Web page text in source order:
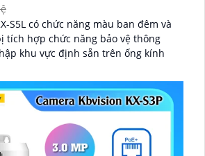
S5L có chức năng màu ban đêm và
khu vực định sẵn trên ống kính